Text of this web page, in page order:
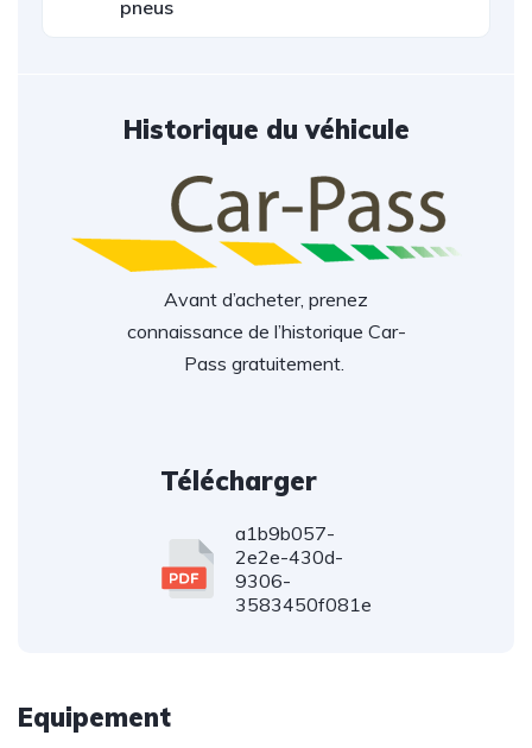
pneus
Historique du véhicule
Avant d’acheter, prenez
connaissance de l’historique Car-
Pass gratuitement.
Télécharger
a1b9b057-
2e2e-430d-
9306-
3583450f081e
Equipement